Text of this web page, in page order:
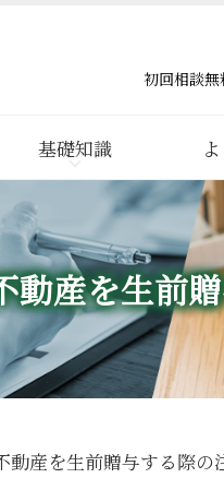
動産を生前
初回相談
基礎知識
動産を生前贈与する際の